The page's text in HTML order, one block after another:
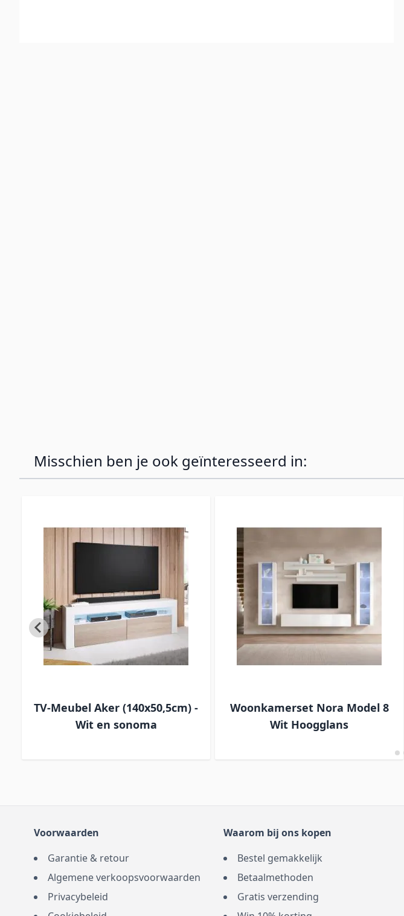
Misschien ben je ook geïnteresseerd in:
TV-Meubel Aker (140x50,5cm) -
Wit en sonoma
Woonkamerset Nora Model 8
Wit Hoogglans
Voorwaarden
Garantie & retour
Algemene verkoopsvoorwaarden
Privacybeleid
Waarom bij ons kopen
Bestel gemakkelijk
Betaalmethoden
Gratis verzending